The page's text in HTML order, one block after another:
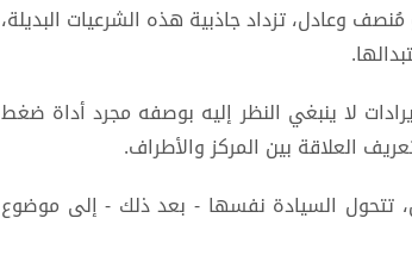
وعادل، تزداد جاذبية هذه الشرعيات البديلة،
لا ينبغي النظر إليه بوصفه مجرد أداة ضغط
العلاقة بين المركز والأطراف.
تتحول السيادة نفسها - بعد ذلك - إلى موضوع